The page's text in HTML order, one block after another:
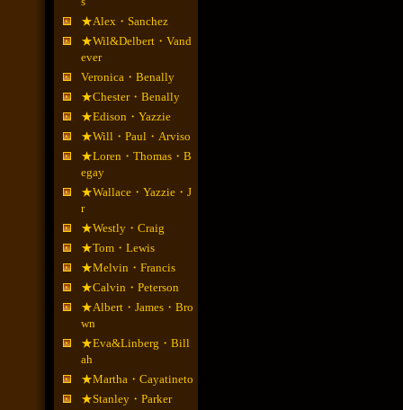
★Alex・Sanchez
★Wil&Delbert・Vand
ever
Veronica・Benally
★Chester・Benally
★Edison・Yazzie
★Will・Paul・Arviso
★Loren・Thomas・B
egay
★Wallace・Yazzie・J
r
★Westly・Craig
★Tom・Lewis
★Melvin・Francis
★Calvin・Peterson
★Albert・James・Bro
wn
★Eva&Linberg・Bill
ah
★Martha・Cayatineto
★Stanley・Parker